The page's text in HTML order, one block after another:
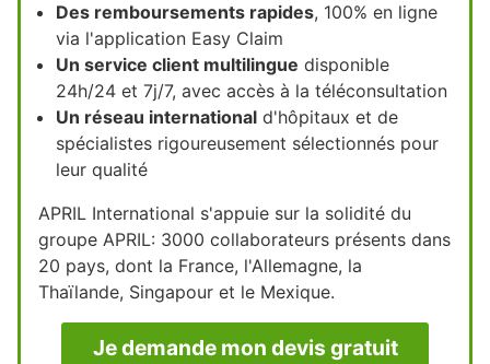
Des remboursements rapides, 100% en ligne
via l'application Easy Claim
Un service client multilingue disponible
24h/24 et 7j/7, avec accès à la téléconsultation
Un réseau international d'hôpitaux et de
spécialistes rigoureusement sélectionnés pour
leur qualité
APRIL International s'appuie sur la solidité du
groupe APRIL: 3000 collaborateurs présents dans
20 pays, dont la France, l'Allemagne, la
Thaïlande, Singapour et le Mexique.
Je demande mon devis gratuit